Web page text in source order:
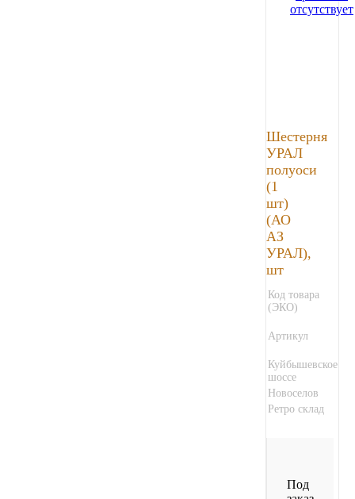
Шестерня
УРАЛ
полуоси
(1
шт)
(АО
АЗ
УРАЛ),
шт
Код товара
(ЭКО)
Артикул
Куйбышевское
шоссе
Новоселов
Ретро склад
Под